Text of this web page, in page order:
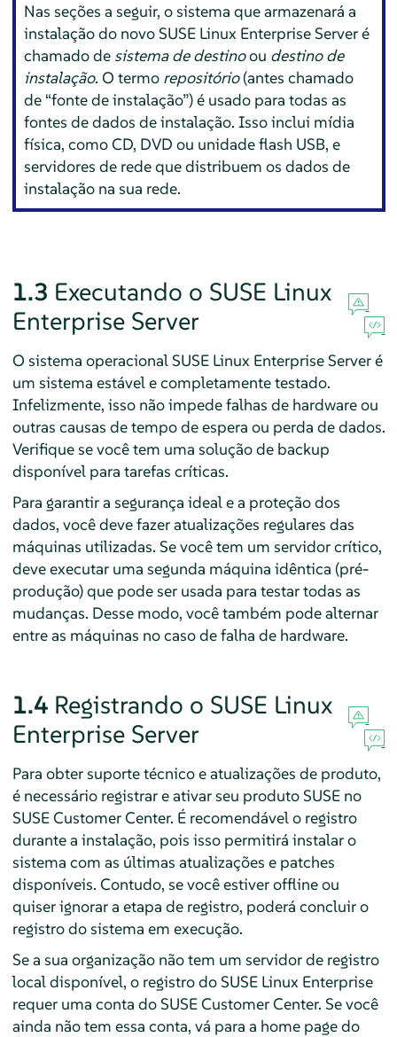
Nas seções a seguir, o sistema que armazenará a
instalação do novo SUSE Linux Enterprise Serveré
chamado de sistema de destinoou destino de
instalação. O termo repositório(antes chamado
de “fonte de instalação”) é usado para todas as
fontes de dados de instalação. Isso inclui mídia
física, como CD, DVD ou unidade flash USB, e
servidores de rede que distribuem os dados de
instalação na sua rede.
1.3 Executando o SUSE Linux
Enterprise Server
O sistema operacional SUSE Linux Enterprise Serveré
um sistema estável e completamente testado.
Infelizmente, isso não impede falhas de hardware ou
outras causas de tempo de espera ou perda de dados.
Verifique se você tem uma solução de backup
disponível para tarefas críticas.
Para garantir a segurança ideal e a proteção dos
dados, você deve fazer atualizações regulares das
máquinas utilizadas. Se você tem um servidor crítico,
deve executar uma segunda máquina idêntica (pré-
produção) que pode ser usada para testar todas as
mudanças. Desse modo, você também pode alternar
entre as máquinas no caso de falha de hardware.
1.4 Registrando o SUSE Linux
Enterprise Server
Para obter suporte técnico e atualizações de produto,
é necessário registrar e ativar seu produto SUSE no
SUSE Customer Center. É recomendável o registro
durante a instalação, pois isso permitirá instalar o
sistema com as últimas atualizações e patches
disponíveis. Contudo, se você estiver offline ou
quiser ignorar a etapa de registro, poderá concluir o
registro do sistema em execução.
Se a sua organização não tem um servidor de registro
local disponível, o registro do SUSE Linux Enterprise
requer uma conta do SUSE Customer Center. Se você
ainda não tem essa conta, vá para a home page do